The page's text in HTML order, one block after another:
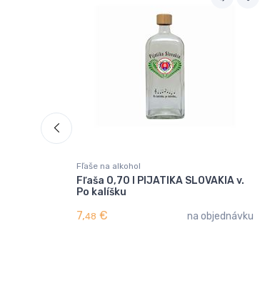
Fľaše na alkohol
Fľaša 0,70 l PIJATIKA SLOVAKIA v.
Po kalíšku
7,48 € na objednávku